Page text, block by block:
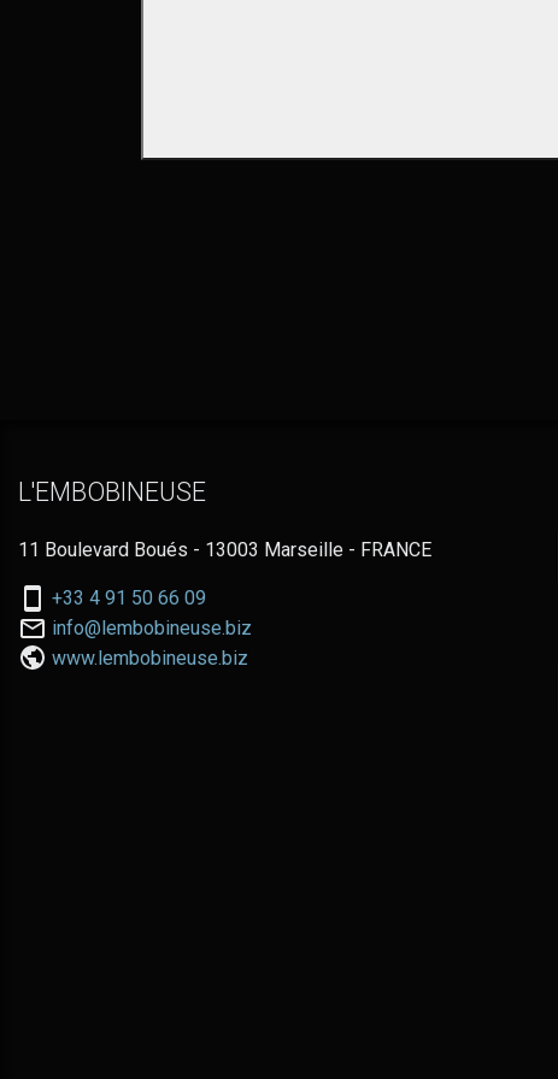
L'EMBOBINEUSE
11 Boulevard Boués - 13003 Marseille - FRANCE
Nous
téléphoner
au:
+33 4 91 50 66 09
Nous
contacter
info@lembobineuse.biz
www.lembobineuse.biz